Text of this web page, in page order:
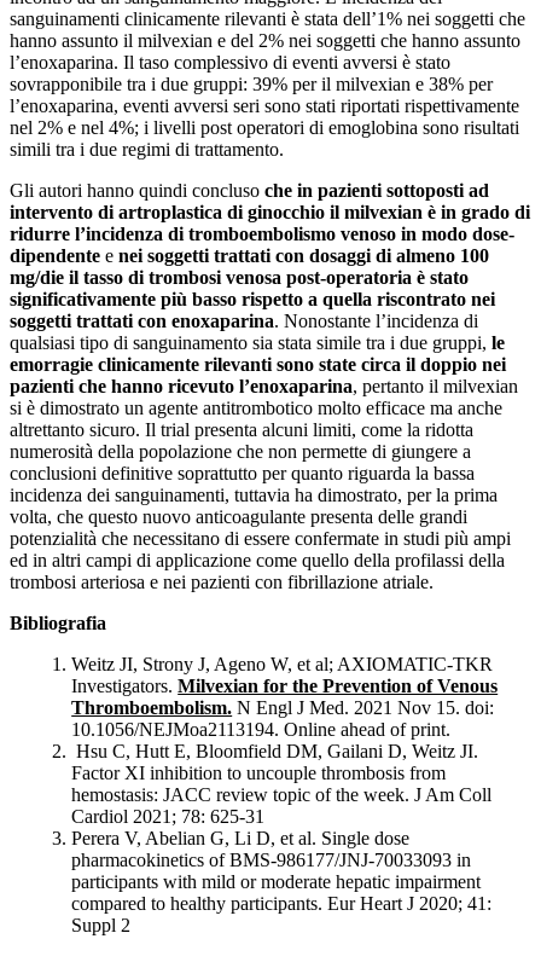
sanguinamenti clinicamente rilevanti è stata dell’1% nei soggetti che
hanno assunto il milvexian e del 2% nei soggetti che hanno assunto
l’enoxaparina. Il taso complessivo di eventi avversi è stato
sovrapponibile tra i due gruppi: 39% per il milvexian e 38% per
l’enoxaparina, eventi avversi seri sono stati riportati rispettivamente
nel 2% e nel 4%; i livelli post operatori di emoglobina sono risultati
simili tra i due regimi di trattamento.
Gli autori hanno quindi concluso che in pazienti sottoposti ad
intervento di artroplastica di ginocchio il milvexian è in grado di
ridurre l’incidenza di tromboembolismo venoso in modo dose-
dipendente e nei soggetti trattati con dosaggi di almeno 100
mg/die il tasso di trombosi venosa post-operatoria è stato
significativamente più basso rispetto a quella riscontrato nei
soggetti trattati con enoxaparina. Nonostante l’incidenza di
qualsiasi tipo di sanguinamento sia stata simile tra i due gruppi, le
emorragie clinicamente rilevanti sono state circa il doppio nei
pazienti che hanno ricevuto l’enoxaparina, pertanto il milvexian
si è dimostrato un agente antitrombotico molto efficace ma anche
altrettanto sicuro. Il trial presenta alcuni limiti, come la ridotta
numerosità della popolazione che non permette di giungere a
conclusioni definitive soprattutto per quanto riguarda la bassa
incidenza dei sanguinamenti, tuttavia ha dimostrato, per la prima
volta, che questo nuovo anticoagulante presenta delle grandi
potenzialità che necessitano di essere confermate in studi più ampi
ed in altri campi di applicazione come quello della profilassi della
trombosi arteriosa e nei pazienti con fibrillazione atriale.
Bibliografia
Weitz JI, Strony J, Ageno W, et al; AXIOMATIC-TKR
Investigators.Milvexian for the Prevention of Venous
Thromboembolism. N Engl J Med. 2021 Nov 15. doi:
10.1056/NEJMoa2113194. Online ahead of print.
Hsu C, Hutt E, Bloomfield DM, Gailani D, Weitz JI.
Factor XI inhibition to uncouple thrombosis from
hemostasis: JACC review topic of the week. J Am Coll
Cardiol 2021; 78: 625-31
Perera V, Abelian G, Li D, et al. Single dose
pharmacokinetics of BMS-986177/JNJ-70033093 in
participants with mild or moderate hepatic impairment
compared to healthy participants. Eur Heart J 2020; 41:
Suppl 2